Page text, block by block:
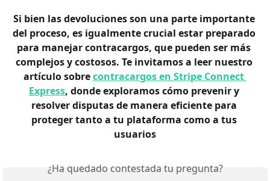
Si bien las devoluciones son una parte importante
del proceso, es igualmente crucial estar preparado
para manejar contracargos, que pueden ser más
complejos y costosos. Te invitamos a leer nuestro
artículo sobre contracargos en Stripe Connect
Express, donde exploramos cómo prevenir y
resolver disputas de manera eficiente para
proteger tanto a tu plataforma como a tus
usuarios
¿Ha quedado contestada tu pregunta?